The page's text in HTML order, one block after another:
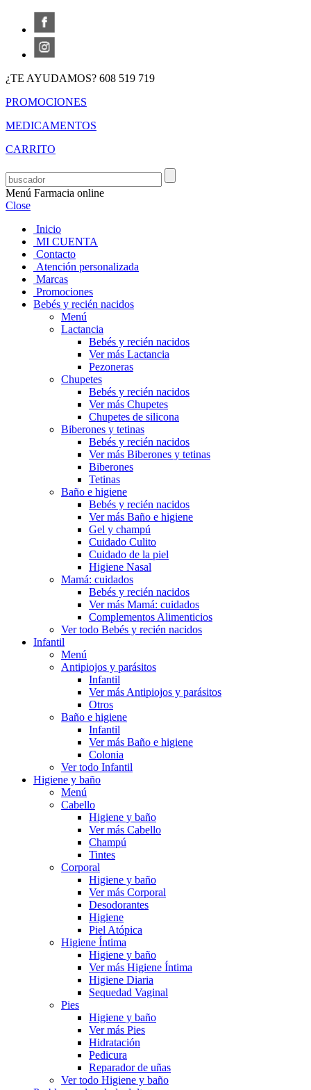
¿TE AYUDAMOS? 608 519 719
PROMOCIONES
MEDICAMENTOS
CARRITO
Menú Farmacia online
Close
Inicio
MI CUENTA
Contacto
Atención personalizada
Marcas
Promociones
Bebés y recién nacidos
Menú
Lactancia
Bebés y recién nacidos
Ver más Lactancia
Pezoneras
Chupetes
Bebés y recién nacidos
Ver más Chupetes
Chupetes de silicona
Biberones y tetinas
Bebés y recién nacidos
Ver más Biberones y tetinas
Biberones
Tetinas
Baño e higiene
Bebés y recién nacidos
Ver más Baño e higiene
Gel y champú
Cuidado Culito
Cuidado de la piel
Higiene Nasal
Mamá: cuidados
Bebés y recién nacidos
Ver más Mamá: cuidados
Complementos Alimenticios
Ver todo Bebés y recién nacidos
Infantil
Menú
Antipiojos y parásitos
Infantil
Ver más Antipiojos y parásitos
Otros
Baño e higiene
Infantil
Ver más Baño e higiene
Colonia
Ver todo Infantil
Higiene y baño
Menú
Cabello
Higiene y baño
Ver más Cabello
Champú
Tintes
Corporal
Higiene y baño
Ver más Corporal
Desodorantes
Higiene
Piel Atópica
Higiene Íntima
Higiene y baño
Ver más Higiene Íntima
Higiene Diaria
Sequedad Vaginal
Pies
Higiene y baño
Ver más Pies
Hidratación
Pedicura
Reparador de uñas
Ver todo Higiene y baño